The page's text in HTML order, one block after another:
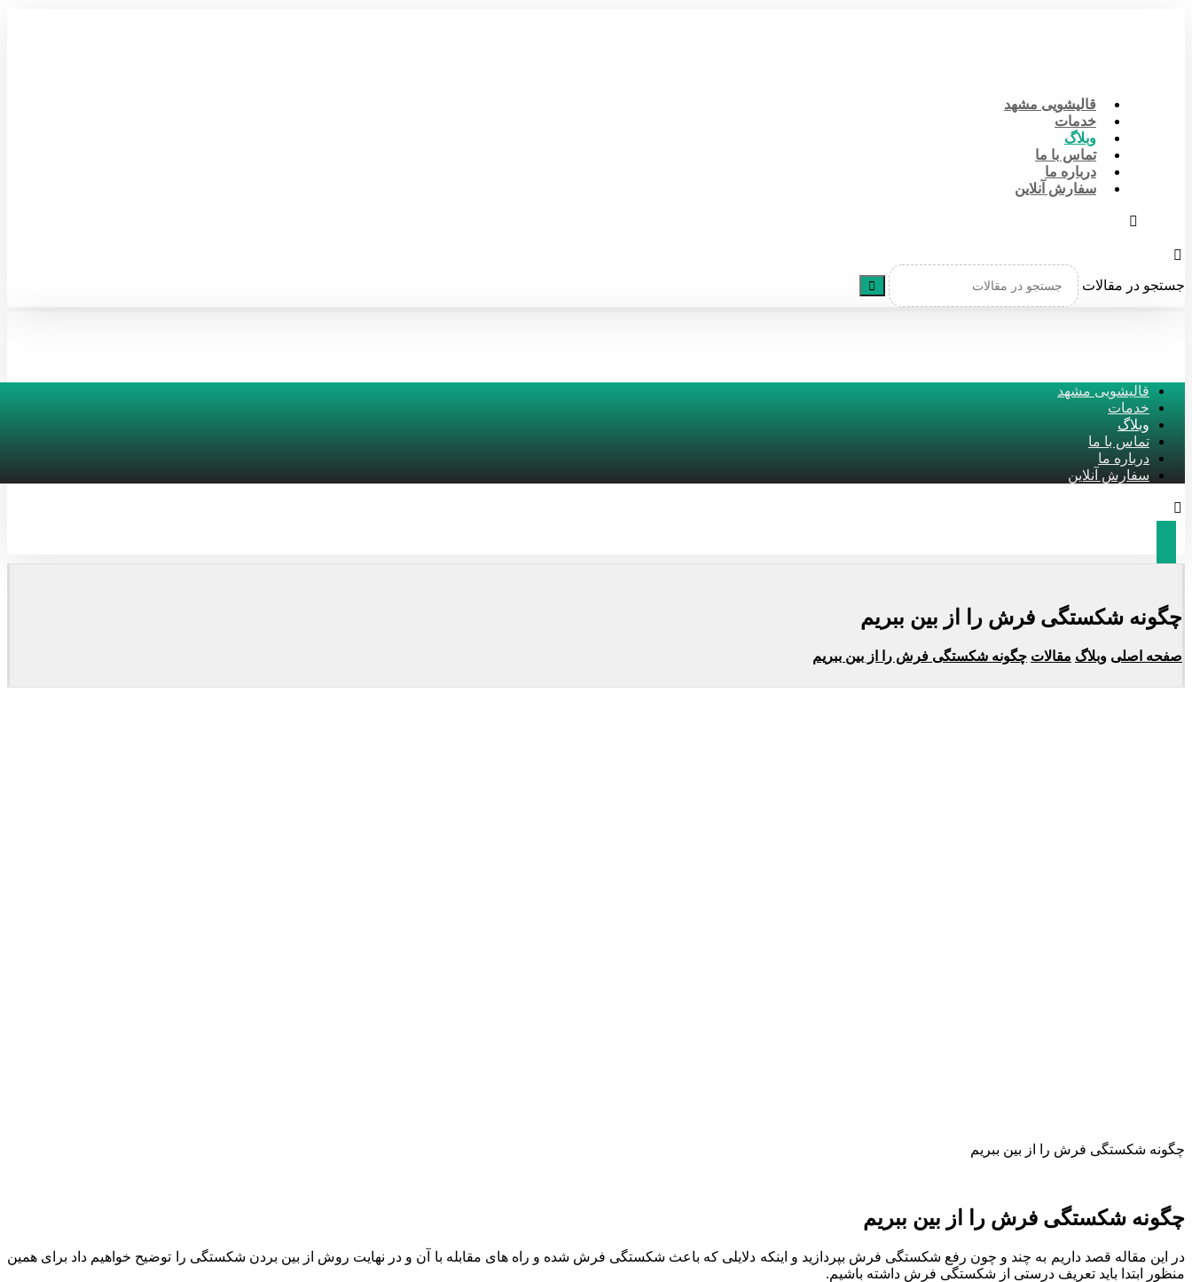
قالیشویی مشهد
خدمات
وبلاگ
تماس با ما
درباره ما
سفارش آنلاین
جستجو در مقالات
قالیشویی مشهد
خدمات
وبلاگ
تماس با ما
درباره ما
سفارش آنلاین
چگونه شکستگی فرش را از بین ببریم
صفحه اصلی وبلاگ مقالات چگونه شکستگی فرش را از بین ببریم
چگونه شکستگی فرش را از بین ببریم
چگونه شکستگی فرش را از بین ببریم
در این مقاله قصد داریم به چند و چون رفع شکستگی فرش بپردازید و اینکه دلایلی که باعث شکستگی فرش شده و راه های مقابله با آن و در نهایت روش از بین بردن شکستگی را توضیح خواهیم داد برای همین
منظور ابتدا باید تعریف درستی از شکستگی فرش داشته باشیم.